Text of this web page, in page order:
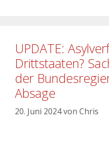
UPDATE:
Drittstaaten?
der
Absage
20. Juni 2024von Chris